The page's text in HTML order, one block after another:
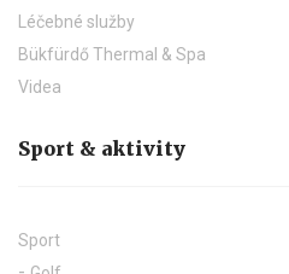
Léčebné služby
Bükfürdő Thermal & Spa
Videa
Sport & aktivity
Sport